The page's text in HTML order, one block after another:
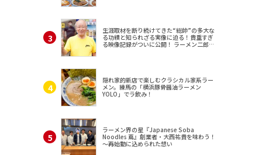
生涯取材を断り続けてきた“総帥”の多大な
る功績と知られざる実像に迫る！貴重すぎ
る映像記録がついに公開！ ラーメン二郎
隠れ家的新店で楽しむクラシカル家系ラー
メン。練馬の「横浜豚骨醤油ラーメン
YOLO」でラ飲み！
ラーメン界の星『Japanese Soba
Noodles 蔦』創業者・大西祐貴を味わう！
～再始動に込められた想い